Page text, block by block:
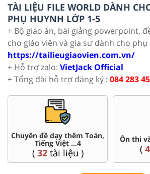
TÀI LIỆU FILE WORLD DÀNH
PHỤ HUYNH LỚP 1-5
+ Bộ giáo án, bài giảng powerpoint,
cho giáo viên và gia sư dành cho
https://tailieugiaovien.com.vn/
+ Hỗ trợ zalo: VietJack Official
+ Tổng đài hỗ trợ đăng ký : 084 283
Chuyên đề dạy thêm Toán,
Tiếng Việt ...4
( 32tài liệu )
Ôn thi
( 4